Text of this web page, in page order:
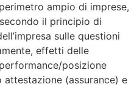
ampio di imprese,
il principio di
sulle questioni
effetti delle
posizione
attestazione (assurance) e